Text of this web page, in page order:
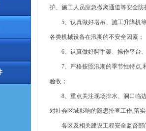
护、施工人员应急撤离通道等安全防
5、认真做好塔吊、施工升降机等
各类机械设备在汛期的不安全因素；
6、认真做好脚手架、操作平台、
7、严格按照汛期的季节性特点,和
验收；
8、重点关注现场排水、洞口临边
对社会区域影响的隐患排查工作,落
各区及相关建设工程安全监督部